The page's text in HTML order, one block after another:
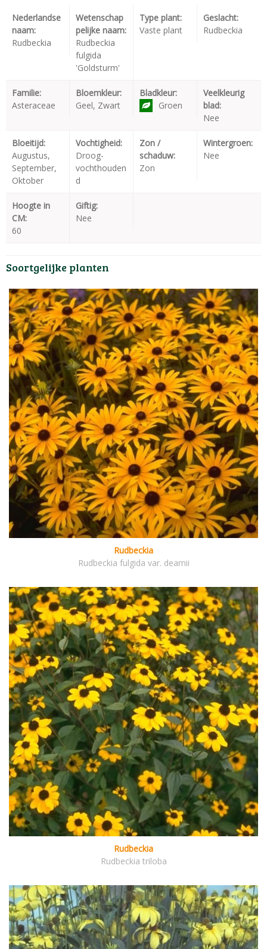
Nederlandse
naam:
Rudbeckia
Wetenschap
pelijke naam:
Rudbeckia
fulgida
'Goldsturm'
Type plant:
Vaste plant
Geslacht:
Rudbeckia
Familie:
Asteraceae
Bloemkleur:
Geel, Zwart
Bladkleur:
Groen
Veelkleurig
blad:
Nee
Bloeitijd:
Augustus,
September,
Oktober
Vochtigheid:
Droog-
vochthouden
d
Zon /
schaduw:
Zon
Wintergroen:
Nee
Hoogte in
CM:
60
Giftig:
Nee
Soortgelijke planten
Rudbeckia
Rudbeckia fulgida var. deamii
Rudbeckia
Rudbeckia triloba